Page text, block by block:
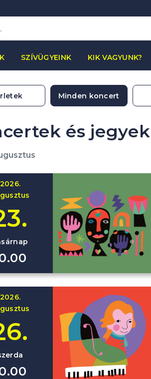
SZÍVÜGYEINK KIK VAGYUNK?
Minden koncert
és jegyek
2026.
2026.